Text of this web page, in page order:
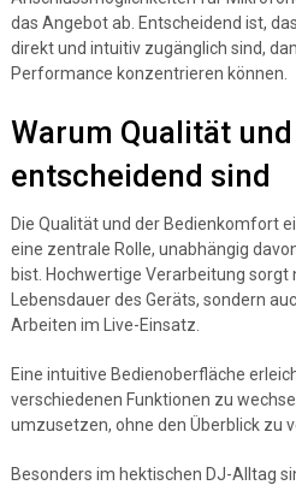
das Angebot ab. Entscheidend ist,
direkt und intuitiv zugänglich sind,
Performance konzentrieren können.
Warum Qualität
entscheidend sind
Die Qualität und der Bedienkomfort
eine zentrale Rolle, unabhängig
bist. Hochwertige Verarbeitung sorgt
Lebensdauer des Geräts, sondern
Arbeiten im Live-Einsatz.
Eine intuitive Bedienoberfläche
verschiedenen Funktionen zu
umzusetzen, ohne den Überblick zu
Besonders im hektischen DJ-Alltag